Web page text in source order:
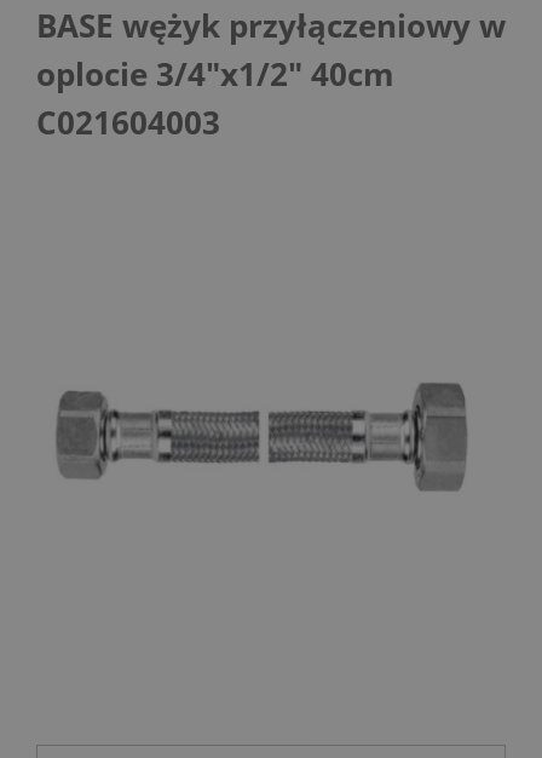
BASE wężyk przyłączeniowy w
oplocie 3/4"x1/2" 40cm
C021604003